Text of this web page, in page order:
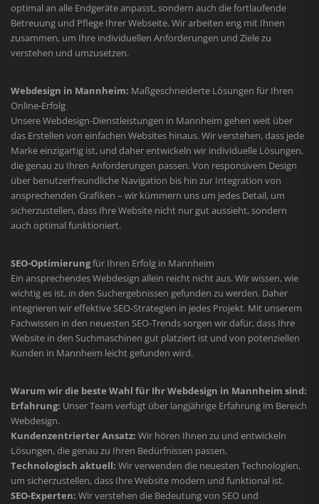
optimal an alle Endgeräte anpasst, sondern auch die fortlaufende
Betreuung und Pflege Ihrer Webseite. Wir arbeiten eng mit Ihnen
zusammen, um Ihre individuellen Anforderungen und Ziele zu
verstehen und umzusetzen.
Webdesign in Mannheim: Maßgeschneiderte Lösungen für Ihren
Online-Erfolg
Unsere Webdesign-Dienstleistungen in Mannheim gehen weit über
das Erstellen von einfachen Websites hinaus. Wir verstehen, dass jede
Marke einzigartig ist, und daher entwickeln wir individuelle Lösungen,
die genau zu Ihren Anforderungen passen. Von responsivem Design
über benutzerfreundliche Navigation bis hin zur Integration von
ansprechenden Grafiken – wir kümmern uns um jedes Detail, um
sicherzustellen, dass Ihre Website nicht nur gut aussieht, sondern
auch optimal funktioniert.
SEO-Optimierungfür Ihren Erfolg in Mannheim
Ein ansprechendes Webdesign allein reicht nicht aus. Wir wissen, wie
wichtig es ist, in den Suchergebnissen gefunden zu werden. Daher
integrieren wir effektive SEO-Strategien in jedes Projekt. Mit unserem
Fachwissen in den neuesten SEO-Trends sorgen wir dafür, dass Ihre
Website in den Suchmaschinen gut platziert ist und von potenziellen
Kunden in Mannheim leicht gefunden wird.
Warum wir die beste Wahl für Ihr Webdesign in Mannheim sind:
Erfahrung: Unser Team verfügt über langjährige Erfahrung im Bereich
Webdesign.
Kundenzentrierter Ansatz: Wir hören Ihnen zu und entwickeln
Lösungen, die genau zu Ihren Bedürfnissen passen.
Technologisch aktuell: Wir verwenden die neuesten Technologien,
um sicherzustellen, dass Ihre Website modern und funktional ist.
SEO-Experten: Wir verstehen die Bedeutung von SEO und